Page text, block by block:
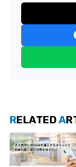
RELATED A